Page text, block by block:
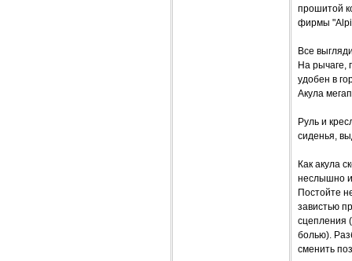
прошитой
фирмы
Все
На рычаге,
удобен в
Акула
Руль и
сиденья,
Как акула
неслышно и
Постойте
завистью
сцепления
болью).
сменить